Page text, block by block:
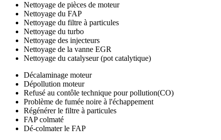
Nettoyage de pièces de moteur
Nettoyage du FAP
Nettoyage du filtre à particules
Nettoyage du turbo
Nettoyage des injecteurs
Nettoyage de la vanne EGR
Nettoyage du catalyseur (pot catalytique)
Décalaminage moteur
Dépollution moteur
Refusé au contôle technique pour pollution(CO)
Problème de fumée noire à l'échappement
Régénérer le filtre à particules
FAP colmaté
Dé-colmater le FAP